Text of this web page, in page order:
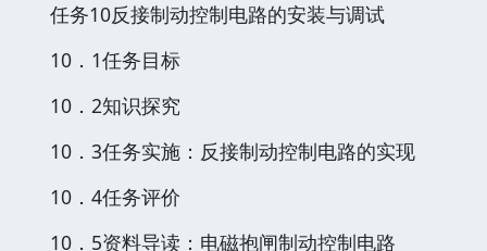
任务10反接制动控制电路的安装与调试
10．1任务目标
10．2知识探究
10．3任务实施：反接制动控制电路的实现
10．4任务评价
10．5资料导读：电磁抱闸制动控制电路